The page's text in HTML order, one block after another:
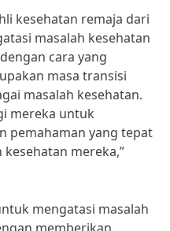
kesehatan remaja dari
masalah kesehatan
cara yang
masa transisi
masalah kesehatan.
mereka untuk
pemahaman yang tepat
mereka,”
mengatasi masalah